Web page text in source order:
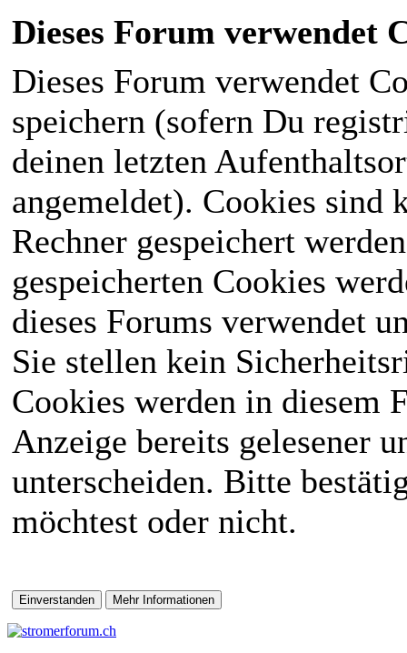
Dieses Forum verwendet
Dieses Forum verwendet
speichern (sofern Du
deinen letzten
angemeldet). Cookies sind
Rechner gespeichert
gespeicherten Cookies
dieses Forums verwendet
Sie stellen kein
Cookies werden in diesem
Anzeige bereits gelesener
unterscheiden. Bitte
möchtest oder nicht.